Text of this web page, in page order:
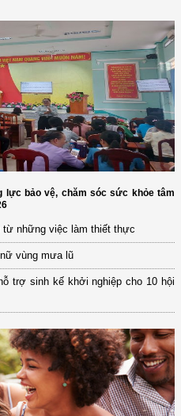
lực bảo vệ, chăm sóc sức khỏe tâm
từ những việc làm thiết thực
vùng mưa lũ
trợ sinh kế khởi nghiệp cho 10 hội